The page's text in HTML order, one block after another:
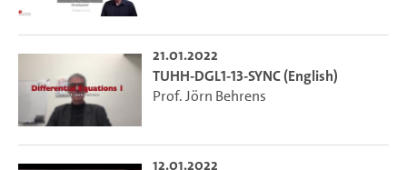
21.01.2022
TUHH-DGL1-13-SYNC (English)
Prof. Jörn Behrens
12.01.2022